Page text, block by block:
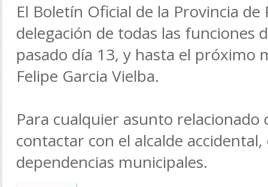
El Boletín Oficial de la Provincia
delegación de todas las funciones
pasado día 13, y hasta el próximo
Felipe Garcia Vielba.
Para cualquier asunto relacionado
contactar con el alcalde
dependencias municipales.